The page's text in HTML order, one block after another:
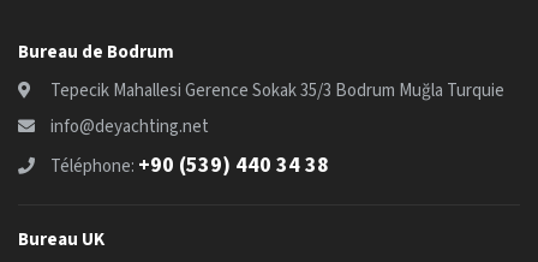
Bureau de Bodrum
Tepecik Mahallesi Gerence Sokak 35/3 Bodrum Muğla Turquie
info@deyachting.net
Téléphone: +90 (539) 440 34 38
Bureau UK